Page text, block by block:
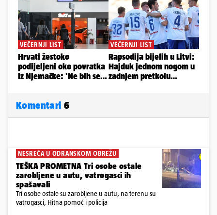
Komentari 6
NESREĆA U ODRANSKOM OBREŽU
TEŠKA PROMETNA Tri osobe ostale
zarobljene u autu, vatrogasci ih
spašavali
Tri osobe ostale su zarobljene u autu, na terenu su
vatrogasci, Hitna pomoć i policija